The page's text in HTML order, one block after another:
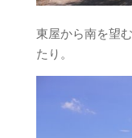
東屋から南を望
たり。